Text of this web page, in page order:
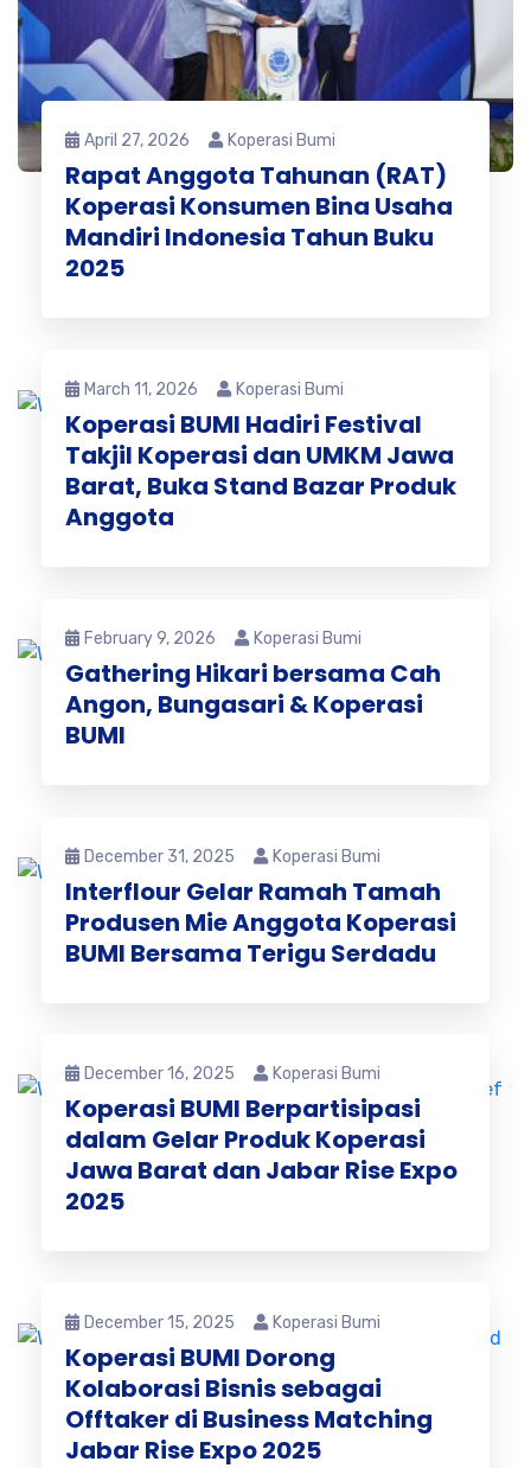
April 27, 2026 Koperasi Bumi
Rapat Anggota Tahunan (RAT)
Koperasi Konsumen Bina Usaha
Mandiri Indonesia Tahun Buku
2025
March 11, 2026 Koperasi Bumi
Koperasi BUMI Hadiri Festival
Takjil Koperasi dan UMKM Jawa
Barat, Buka Stand Bazar Produk
Anggota
February 9, 2026 Koperasi Bumi
Gathering Hikari bersama Cah
Angon, Bungasari & Koperasi
BUMI
December 31, 2025 Koperasi Bumi
Interflour Gelar Ramah Tamah
Produsen Mie Anggota Koperasi
BUMI Bersama Terigu Serdadu
December 16, 2025 Koperasi Bumi
Koperasi BUMI Berpartisipasi
dalam Gelar Produk Koperasi
Jawa Barat dan Jabar Rise Expo
2025
December 15, 2025 Koperasi Bumi
Koperasi BUMI Dorong
Kolaborasi Bisnis sebagai
Offtaker di Business Matching
Jabar Rise Expo 2025